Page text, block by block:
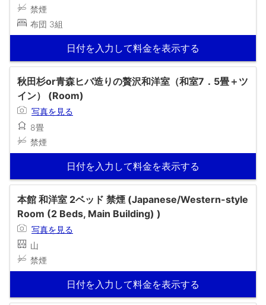
禁煙
布団 3組
日付を入力して料金を表示する
秋田杉or青森ヒバ造りの贅沢和洋室（和室7．5畳＋ツ
イン） (Room)
写真を見る
8畳
禁煙
日付を入力して料金を表示する
本館 和洋室 2ベッド 禁煙 (Japanese/Western-style
Room (2 Beds, Main Building) )
写真を見る
山
禁煙
日付を入力して料金を表示する